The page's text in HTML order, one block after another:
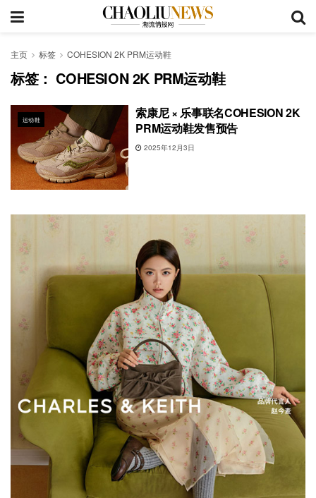
主页 标签 COHESION 2K PRM运动鞋
标签： COHESION 2K PRM运动鞋
运动鞋
索康尼 × 乐事联名COHESION 2K
PRM运动鞋发售预告
2025年12月3日